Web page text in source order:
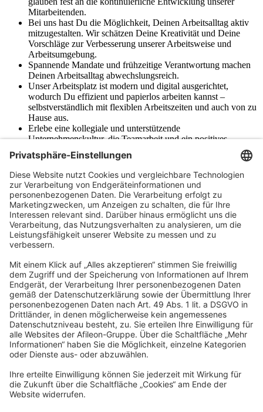
Mitarbeitenden.
Bei uns hast Du die Möglichkeit, Deinen Arbeitsalltag aktiv
mitzugestalten. Wir schätzen Deine Kreativität und Deine
Vorschläge zur Verbesserung unserer Arbeitsweise und
Arbeitsumgebung.
Spannende Mandate und frühzeitige Verantwortung machen
Deinen Arbeitsalltag abwechslungsreich.
Unser Arbeitsplatz ist modern und digital ausgerichtet,
wodurch Du effizient und papierlos arbeiten kannst –
selbstverständlich mit flexiblen Arbeitszeiten und auch von zu
Hause aus.
Erlebe eine kollegiale und unterstützende
Unternehmenskultur, die Teamarbeit und ein positives
Arbeitsklima fördert. Bei uns zählt jeder Einzelne, und wir
fördern ein Umfeld, in dem sich alle wohl und geschätzt
fühlen.
Profitiere von beiden Welten: Werde Teil einer regional
verwurzelten Kanzlei mit familiärem Betriebsklima sowie
flachen Hierarchien und entdecke gleichzeitig die
Möglichkeiten und Perspektiven der bundesweit agierenden
Afileon Gruppe.
Werde Teil des
Du möchtest in einer innovativen, digitalisierten Gruppe für
Steuerberatung, Wirtschaftsprüfung und Rechtsberatung arbeiten
und dabei aktiv zum Wachstum beitragen? Dann bist Du hier genau
richtig!
Bei uns sind alle Menschen willkommen - unabhängig von
Geschlecht, Nationalität, ethnischer und sozialer Herkunft,
Religion/Weltanschauung, Behinderung, Alter sowie sexueller
Orientierung.
Jetzt bewerben
Dein persönlicher Kontakt